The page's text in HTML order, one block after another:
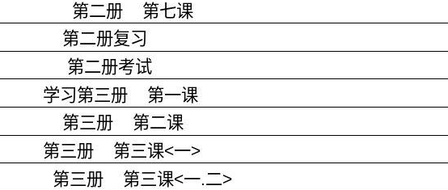
第二册
第七课
第二册复习
第二册考试
学习第三册
第一课
第三册
第二课
第三册 第三课<一>
第三册 第三课<一.二>